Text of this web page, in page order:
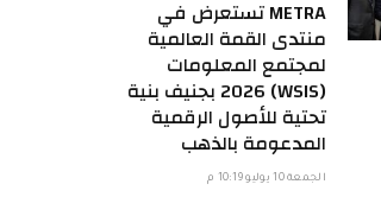
METRA تستعرض في
منتدى القمة العالمية
لمجتمع المعلومات
(WSIS) 2026 بجنيف بنية
تحتية للأصول الرقمية
المدعومة بالذهب
الجمعة 10 يوليو 10:19 م